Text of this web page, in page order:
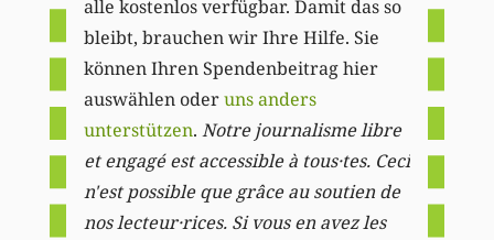
alle kostenlos verfügbar. Damit das so
bleibt, brauchen wir Ihre Hilfe. Sie
können Ihren Spendenbeitrag hier
auswählen oderuns anders
unterstützen. Notre journalisme libre
et engagé est accessible à tous·tes. Ceci
n'est possible que grâce au soutien de
nos lecteur·rices. Si vous en avez les